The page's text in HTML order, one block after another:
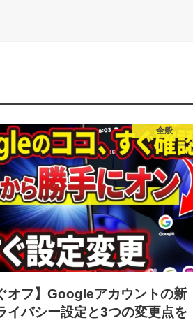
全般
オフ】Googleアカウントの新
イバシー設定と3つの変更点を